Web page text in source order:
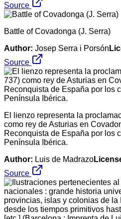
Source
Battle of Covadonga (J. Serra)
Author: Josep Serra i Porsón
Source
El lienzo representa la
como rey de Asturias en
Reconquista de España por los
Península Ibérica.
Author: Luis de Madrazo
Source